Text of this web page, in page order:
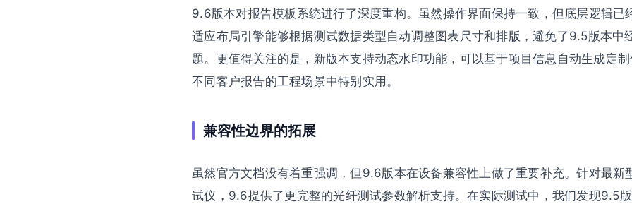
9.6版本对报告模板系统进行了深度重构。虽然操作界面保持一致，但底层逻辑已
适应布局引擎能够根据测试数据类型自动调整图表尺寸和排版，避免了9.5版本中
题。更值得关注的是，新版本支持动态水印功能，可以基于项目信息自动生成定
不同客户报告的工程场景中特别实用。
兼容性边界的拓展
虽然官方文档没有着重强调，但9.6版本在设备兼容性上做了重要补充。针对最
试仪，9.6提供了更完整的光纤测试参数解析支持。在实际测试中，我们发现9.5